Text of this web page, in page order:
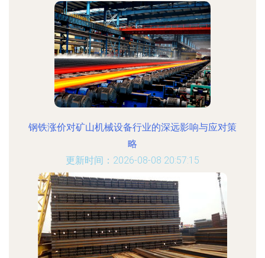
钢铁涨价对矿山机械设备行业的深远影响与应对策
略
更新时间：2026-08-08 20:57:15